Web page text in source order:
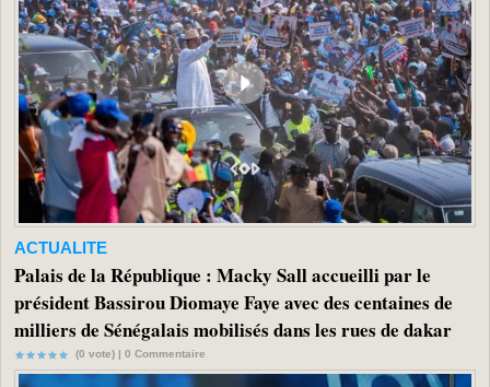
ACTUALITE
Palais de la République : Macky Sall accueilli par le
président Bassirou Diomaye Faye avec des centaines de
milliers de Sénégalais mobilisés dans les rues de dakar
(0 vote) | 0 Commentaire